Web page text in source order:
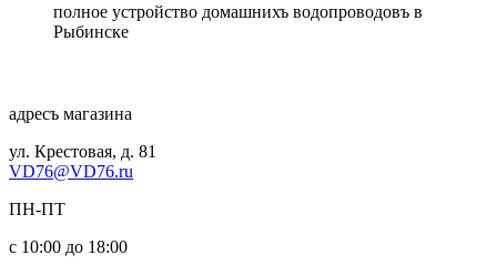
полное устройство домашнихъ водопроводовъ в
Рыбинске
адресъ магазина
ул. Крестовая, д. 81
VD76@VD76.ru
ПН-ПТ
с 10:00 до 18:00